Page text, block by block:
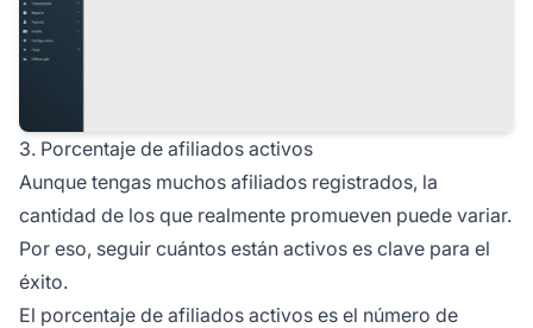
3. Porcentaje de afiliados activos
Aunque tengas muchos afiliados registrados, la
cantidad de los que realmente promueven puede variar.
Por eso, seguir cuántos están activos es clave para el
éxito.
El porcentaje de afiliados activos es el número de